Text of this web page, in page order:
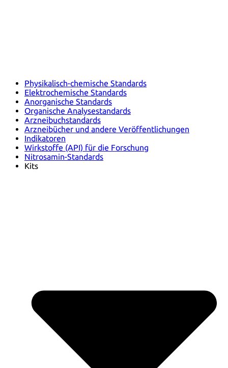
Physikalisch-chemische Standards
Elektrochemische Standards
Anorganische Standards
Organische Analysestandards
Arzneibuchstandards
Arzneibücher und andere Veröffentlichungen
Indikatoren
Wirkstoffe (API) für die Forschung
Nitrosamin-Standards
Kits